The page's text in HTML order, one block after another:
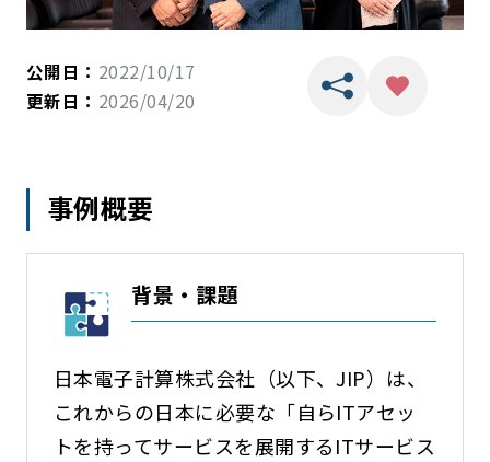
公開日： 2022/10/17
更新日： 2026/04/20
事例概要
背景・課題
日本電子計算株式会社（以下、JIP）は、
これからの日本に必要な「自らITアセッ
トを持ってサービスを展開するITサービス